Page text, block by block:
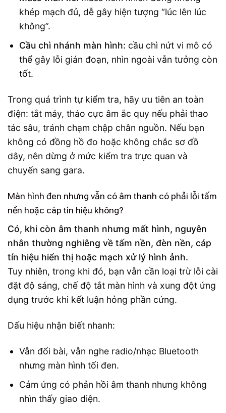
khép mạch đủ, dễ gây hiện tượng “lúc lên lúc
không”.
Cầu chì nhánh màn hình: cầu chì nứt vi mô có
thể gây lỗi gián đoạn, nhìn ngoài vẫn tưởng còn
tốt.
Trong quá trình tự kiểm tra, hãy ưu tiên an toàn
điện: tắt máy, tháo cực âm ắc quy nếu phải thao
tác sâu, tránh chạm chập chân nguồn. Nếu bạn
không có đồng hồ đo hoặc không chắc sơ đồ
dây, nên dừng ở mức kiểm tra trực quan và
chuyển sang gara.
Màn hình đen nhưng vẫn có âm thanh có phải lỗi tấm
nền hoặc cáp tín hiệu không?
Có, khi còn âm thanh nhưng mất hình, nguyên
nhân thường nghiêng về tấm nền, đèn nền, cáp
tín hiệu hiển thị hoặc mạch xử lý hình ảnh.
Tuy nhiên, trong khi đó, bạn vẫn cần loại trừ lỗi cài
đặt độ sáng, chế độ tắt màn hình và xung đột ứng
dụng trước khi kết luận hỏng phần cứng.
Dấu hiệu nhận biết nhanh:
Vẫn đổi bài, vẫn nghe radio/nhạc Bluetooth
nhưng màn hình tối đen.
Cảm ứng có phản hồi âm thanh nhưng không
nhìn thấy giao diện.